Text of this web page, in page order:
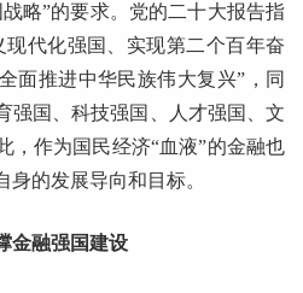
略”的要求。党的二十大报告指
现代化强国、实现第二个百年奋
面推进中华民族伟大复兴”，同
强国、科技强国、人才强国、文
，作为国民经济“血液”的金融也
的发展导向和目标。
金融强国建设